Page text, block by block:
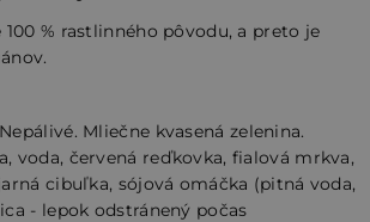
% rastlinného pôvodu, a preto je
Mliečne kvasená zelenina.
voda, červená reďkovka, fialová mrkva,
cibuľka, sójová omáčka (pitná voda,
- lepok odstránený počas